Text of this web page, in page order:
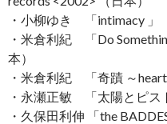
・小柳ゆき 「intimacy 」
・米倉利紀 「Do
本）
・米倉利紀 「奇蹟 ～
・永瀬正敏 「太陽とピス
・久保田利伸 「the